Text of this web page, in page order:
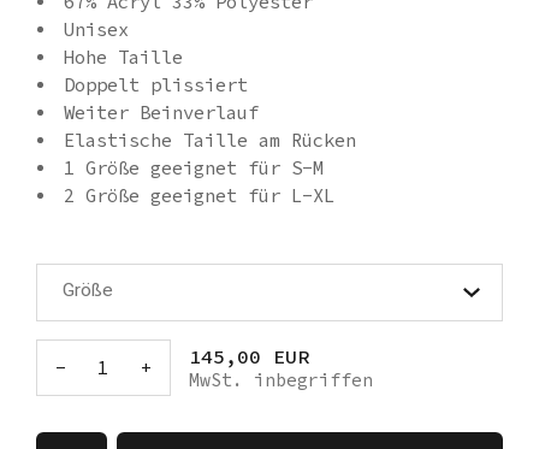
Unisex
Hohe Taille
Doppelt plissiert
Weiter Beinverlauf
Elastische Taille am Rücken
1 Größe geeignet für S-M
2 Größe geeignet für L-XL
Größe
- 1 + 145,00 EUR
MwSt. inbegriffen